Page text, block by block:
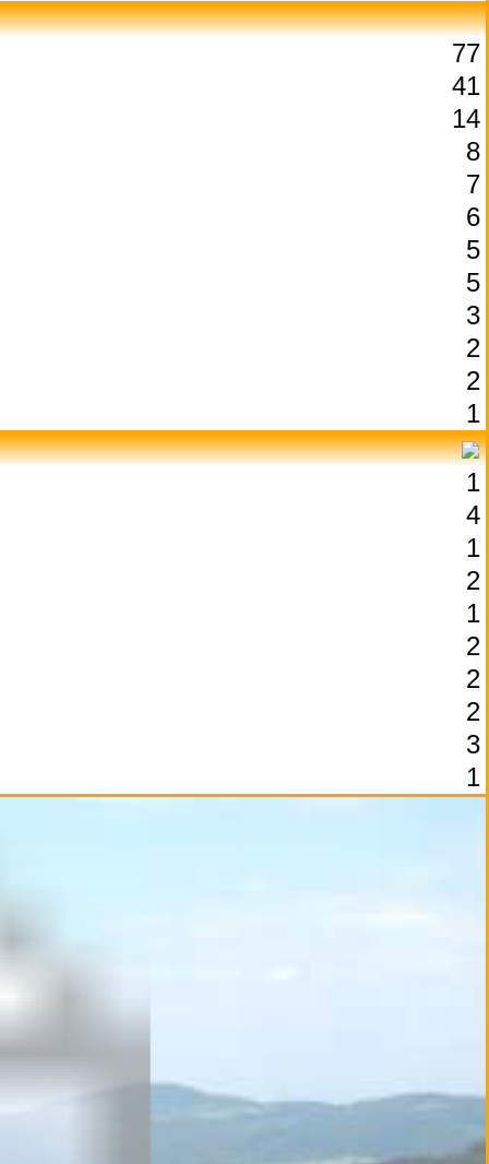
77
41
14
8
7
6
5
5
3
2
2
1
1
4
1
2
1
2
2
2
3
1